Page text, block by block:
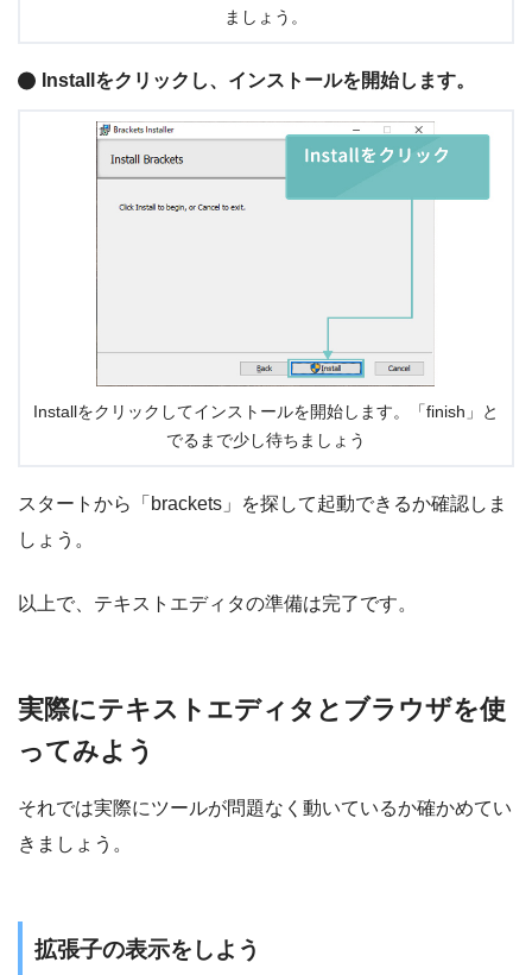
ましょう。
Installをクリックし、インストールを開始します。
Installをクリックしてインストールを開始します。「finish」と
でるまで少し待ちましょう
スタートから「brackets」を探して起動できるか確認しま
しょう。
以上で、テキストエディタの準備は完了です。
実際にテキストエディタとブラウザを使
ってみよう
それでは実際にツールが問題なく動いているか確かめてい
きましょう。
拡張子の表示をしよう